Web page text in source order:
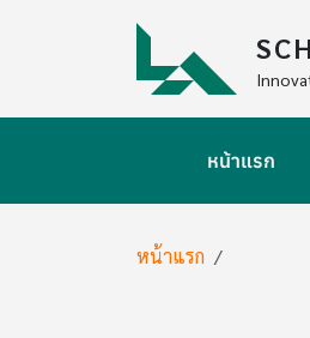
หน้าแรก
หน้าแรก